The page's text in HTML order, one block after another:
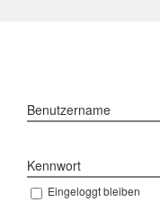
Benutzername
Kennwort
Eingeloggt bleiben